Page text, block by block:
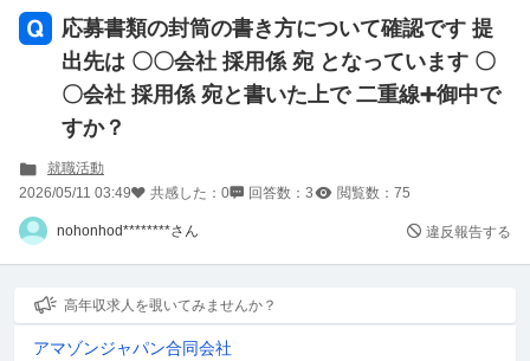
応募書類の封筒の書き方について確認です 提
出先は 〇〇会社 採用係 宛 となっています 〇
〇会社 採用係 宛と書いた上で 二重線➕御中で
すか？
就職活動
2026/05/11 03:49
共感した： 0 回答数： 3 閲覧数： 75
nohonhod********さん 違反報告する
高年収求人を覗いてみませんか？
アマゾンジャパン合同会社